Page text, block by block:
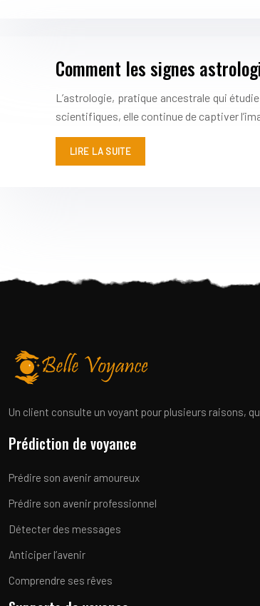
Comment les signes
L’astrologie, pratique ancestrale qui
scientifiques, elle continue de captiver
LIRE LA SUITE
Un client consulte un voyant pour plusieurs raisons,
Prédiction de voyance
Prédire son avenir amoureux
Prédire son avenir professionnel
Détecter des messages
Anticiper l’avenir
Comprendre ses rêves